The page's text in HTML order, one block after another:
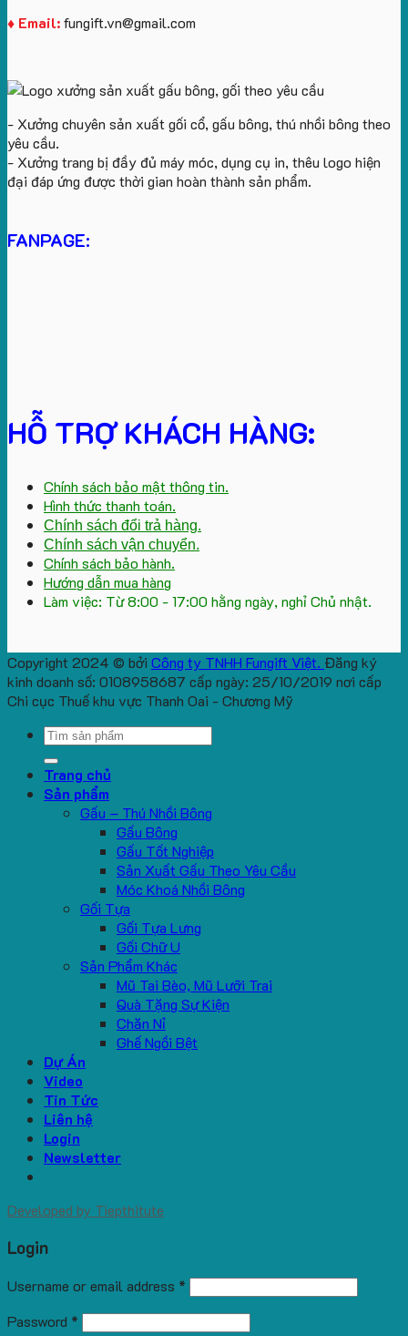
♦ Email:fungift.vn@gmail.com
- Xưởng chuyên sản xuất gối cổ, gấu bông, thú nhồi bông theo
yêu cầu.
- Xưởng trang bị đầy đủ máy móc, dụng cụ in, thêu logo hiện
đại đáp ứng được thời gian hoàn thành sản phẩm.
FANPAGE:
HỖ TRỢ KHÁCH HÀNG:
Chính sách bảo mật thông tin.
Hình thức thanh toán.
Chính sách đổi trả hàng.
Chính sách vận chuyển.
Chính sách bảo hành.
Hướng dẫn mua hàng
Làm việc: Từ 8:00 - 17:00 hằng ngày, nghỉ Chủ nhật.
Copyright 2024 © bởi Công ty TNHH Fungift Việt. Đăng ký
kinh doanh số: 0108958687 cấp ngày: 25/10/2019 nơi cấp
Chi cục Thuế khu vực Thanh Oai - Chương Mỹ
Search
for:
Trang chủ
Sản phẩm
Gấu – Thú Nhồi Bông
Gấu Bông
Gấu Tốt Nghiệp
Sản Xuất Gấu Theo Yêu Cầu
Móc Khoá Nhồi Bông
Gối Tựa
Gối Tựa Lưng
Gối Chữ U
Sản Phẩm Khác
Mũ Tai Bèo, Mũ Lưỡi Trai
Quà Tặng Sự Kiện
Chăn Nỉ
Ghế Ngồi Bệt
Dự Án
Video
Tin Tức
Liên hệ
Login
Newsletter
Developed by Tiepthitute
Login
Username or email address *
Password *